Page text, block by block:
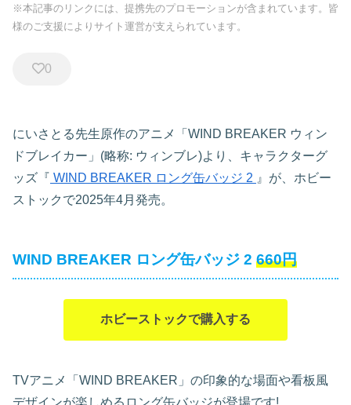
※本記事のリンクには、提携先のプロモーションが含まれています。皆
様のご支援によりサイト運営が支えられています。
0
にいさとる先生原作のアニメ「WIND BREAKER ウィン
ドブレイカー」(略称: ウィンブレ)より、キャラクターグ
ッズ『 WIND BREAKER ロング缶バッジ 2 』が、ホビー
ストックで2025年4月発売。
WIND BREAKER ロング缶バッジ 2 660円
ホビーストックで購入する
TVアニメ「WIND BREAKER」の印象的な場面や看板風
デザインが楽しめるロング缶バッジが登場です!